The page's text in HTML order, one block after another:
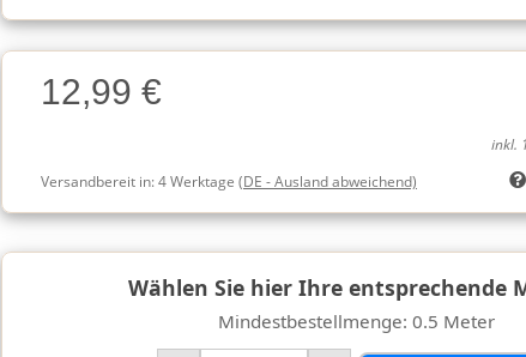
Charge
Charge12,99 €
inkl.
Versandbereit in:4 Werktage (DE - Ausland abweichend)
Wählen Sie hier Ihre entsprechende
Mindestbestellmenge: 0.5 Meter